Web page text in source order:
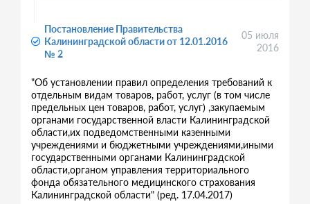
Постановление Правительства
Калининградской области от 12.01.2016
№ 2
05 июля
2016
"Об установлении правил определения требований к
отдельным видам товаров, работ, услуг (в том числе
предельных цен товаров, работ, услуг) ,закупаемым
органами государственной власти Калининградской
области,их подведомственными казенными
учреждениями и бюджетными учреждениями,иными
государственными органами Калининградской
области,органом управления территориального
фонда обязательного медицинского страхования
Калининградской области" (ред. 17.04.2017)